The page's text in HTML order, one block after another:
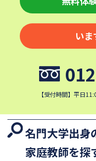
い
【受付時間】平日
名門大学出身
家庭教師を探